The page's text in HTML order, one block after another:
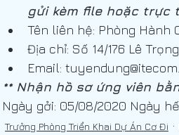
gửi kèm file hoặc trực
Tên liên hệ: Phòng Hành
Địa chỉ: Số 14/176 Lê
Email:
** Nhận hồ sơ ứng viên
Ngày gởi: 05/08/2020 Ngày
Trưởng Phòng Triển Khai Dự Án Cơ Đi